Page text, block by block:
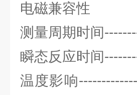
电磁兼容性
测量周期时间
瞬态反应时间
温度影响